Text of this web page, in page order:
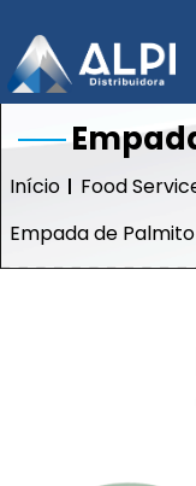
Início
Food
Empada de